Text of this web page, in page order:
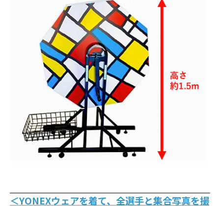
＜YONEXウェアを着て、全選手と集合写真を撮